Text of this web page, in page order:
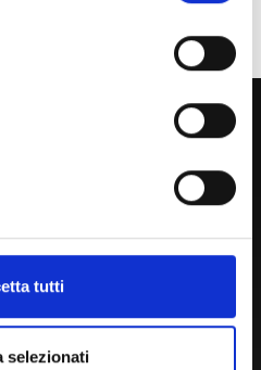
tutti
selezionati
(PAT in fase di